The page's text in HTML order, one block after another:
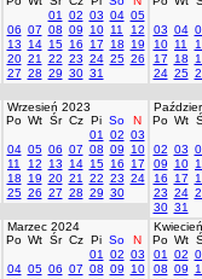
01
02 03 04 05
06 07 08 09 10 11
12
13
14 15 16 17 18
19
20 21 22 23 24 25 26
27 28 29 30 31
03 04
10 11
17
18
24 25
Wrzesień 2023
Po Wt Śr Cz Pi So
N
01
02 03
04 05 06 07 08 09
10
11
12 13 14 15 16
17
18
19 20 21 22 23 24
25 26 27 28 29 30
Po Wt
02 03
09
10
16
17
23 24
30 31
Marzec 2024
Po Wt Śr Cz Pi So
N
01
02 03
04 05 06 07 08 09
10
Po Wt
01
02
08 09